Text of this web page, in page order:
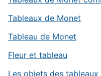
Tableaux de Monet
Tableau de Monet
Fleur et tableau
Les objets des tableaux